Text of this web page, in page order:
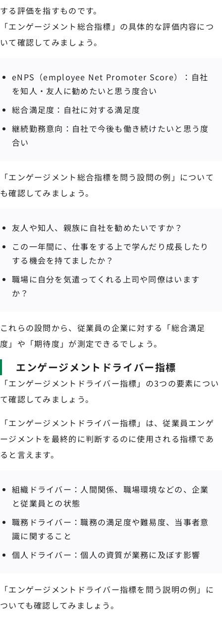
する評価を指すものです。
「エンゲージメント総合指標」の具体的な評価内容につ
いて確認してみましょう。
eNPS（employee Net Promoter Score）：自社
を知人・友人に勧めたいと思う度合い
総合満足度：自社に対する満足度
継続勤務意向：自社で今後も働き続けたいと思う度
合い
「エンゲージメント総合指標を問う設問の例」について
も確認してみましょう。
友人や知人、親族に自社を勧めたいですか？
この一年間に、仕事をする上で学んだり成長したり
する機会を持てましたか？
職場に自分を気遣ってくれる上司や同僚はいます
か？
これらの設問から、従業員の企業に対する「総合満足
度」や「期待度」が測定できるでしょう。
エンゲージメントドライバー指標
「エンゲージメントドライバー指標」の3つの要素につい
て確認してみましょう。
「エンゲージメントドライバー指標」は、従業員エンゲ
ージメントを最終的に判断するのに使用される指標であ
ると言えます。
組織ドライバー：人間関係、職場環境などの、企業
と従業員との状態
職務ドライバー：職務の満足度や難易度、当事者意
識に関すること
個人ドライバー：個人の資質が業務に及ぼす影響
「エンゲージメントドライバー指標を問う説明の例」に
ついても確認してみましょう。